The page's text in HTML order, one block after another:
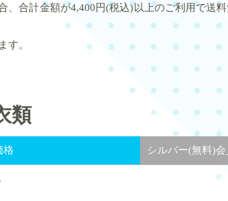
合計金額が4,400円(税込)以上のご利用で送
す。
類
格 シルバー(無料)会